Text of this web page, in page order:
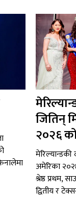
जितिन्
२०२६
मेरिल्यान्डकी
अमेरिका
श्रेष्ठ प्रथम,
द्वितीय र